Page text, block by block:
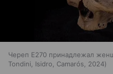
Череп E270 принадлежал
Tondini, Isidro, Camarós, 2024